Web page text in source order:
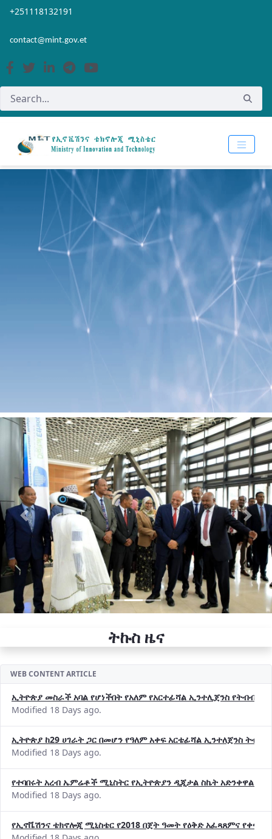
Skip to Main Content
Open Accessibility Menu
+251118132191
contact@mint.gov.et
Previous Next
ትኩስ ዜና
WEB CONTENT ARTICLE
ኢትዮጵያ መስራች አባል የሆነችበት የአለም የአርተፊሻል ኢንተሊጀንስ የትብብር
Modified 18 Days ago.
ኢትዮጵያ ከ29 ሀገራት ጋር በመሆን የዓለም አቀፍ አርቴፊሻል ኢንተለጀንስ
Modified 18 Days ago.
የተባበሩት አረብ ኤምሬቶች ሚኒስትር የኢትዮጵያን ዲጂታል ስኬት አድንቀዋል
Modified 18 Days ago.
የኢኖቬሽንና ቴክኖሎጂ ሚኒስቴር የ2018 በጀት ዓመት የዕቅድ አፈጻጸምና